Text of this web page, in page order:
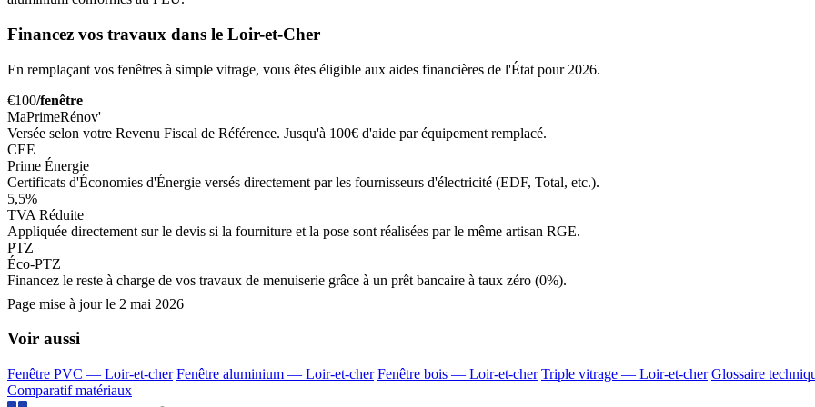
Financez vos travaux dans le Loir-et-Cher
En remplaçant vos fenêtres à simple vitrage, vous êtes éligible aux aides financières de l'État pour 2026.
€100/fenêtre
MaPrimeRénov'
Versée selon votre Revenu Fiscal de Référence. Jusqu'à 100€ d'aide par équipement remplacé.
CEE
Prime Énergie
Certificats d'Économies d'Énergie versés directement par les fournisseurs d'électricité (EDF, Total, etc.).
5,5%
TVA Réduite
Appliquée directement sur le devis si la fourniture et la pose sont réalisées par le même artisan RGE.
PTZ
Éco-PTZ
Financez le reste à charge de vos travaux de menuiserie grâce à un prêt bancaire à taux zéro (0%).
Page mise à jour le 2 mai 2026
Voir aussi
Fenêtre PVC — Loir-et-cher Fenêtre aluminium — Loir-et-cher Fenêtre bois — Loir-et-cher Triple vitrage — Loir-et-cher Glossaire
Comparatif matériaux